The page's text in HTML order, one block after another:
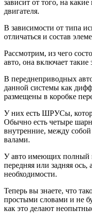
зависит от того, на какие
двигателя.
В зависимости от типа
отличаться и состав
Рассмотрим, из чего
авто, она включает такие
В переднеприводных
данной системы как
размещены в коробке
У них есть ШРУСы,
Обычно есть четыре
внутренние, между
валами.
У авто имеющих полный
передняя или задняя ось,
необходимости.
Теперь вы знаете, что
простыми словами и не
как это делают